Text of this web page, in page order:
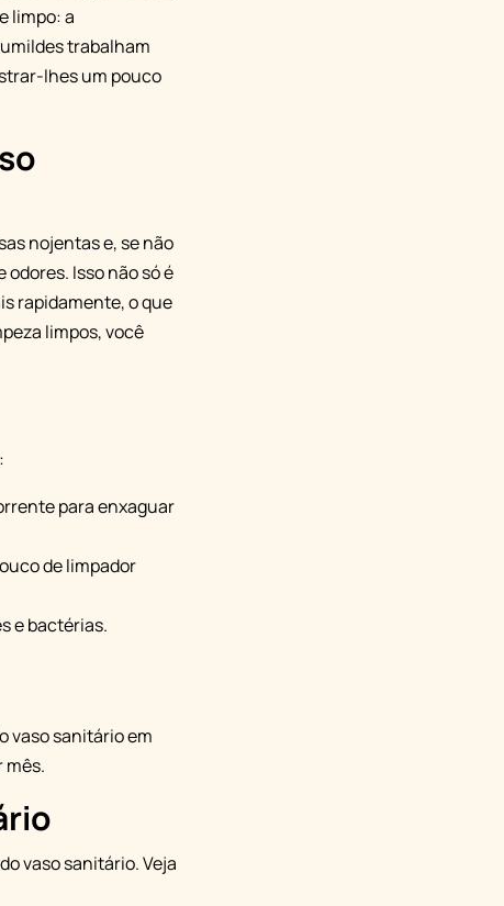
limpo: a
trabalham
lhes um pouco
nojentas e, se não
Isso não só é
rapidamente, o que
limpos, você
para enxaguar
de limpador
e bactérias.
vaso sanitário em
mês.
vaso sanitário. Veja